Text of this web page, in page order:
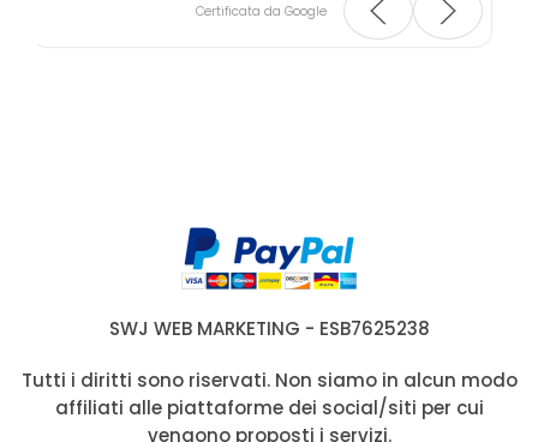
Certificata da Google
SWJ WEB MARKETING - ESB7625238
Tutti i diritti sono riservati. Non siamo in alcun modo
affiliati alle piattaforme dei social/siti per cui
vengono proposti i servizi.